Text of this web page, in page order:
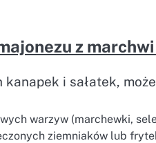
z
kanapek i sałatek,
warzyw (marchewki,
ziemniaków lub